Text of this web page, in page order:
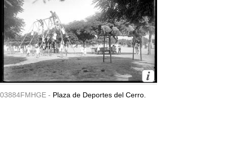
03884FMHGE - Plaza de Deportes del Cerro.